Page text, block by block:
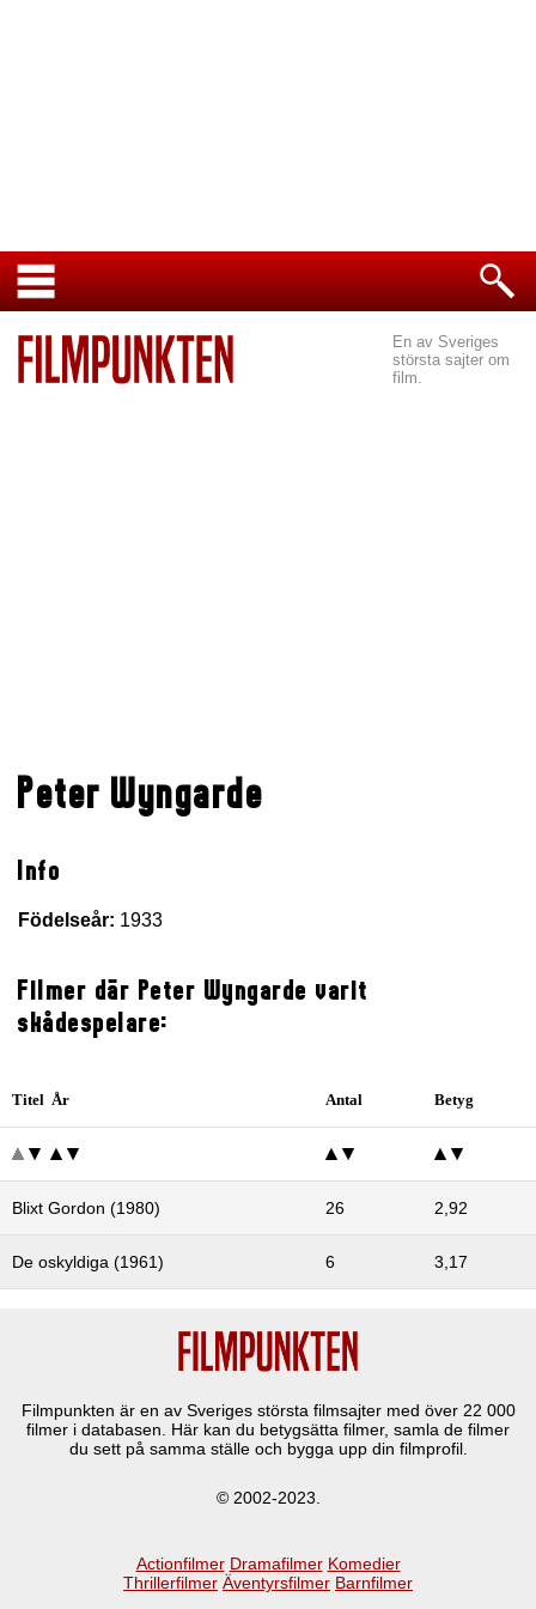
En av Sveriges
största sajter om
film.
Peter Wyngarde
Info
Födelseår: 1933
Filmer där Peter Wyngarde varit
skådespelare:
Titel År Antal Betyg
Blixt Gordon (1980) 26 2,92
De oskyldiga (1961) 6 3,17
Filmpunkten är en av Sveriges största filmsajter med över 22 000
filmer i databasen. Här kan du betygsätta filmer, samla de filmer
du sett på samma ställe och bygga upp din filmprofil.
© 2002-2023.
Actionfilmer Dramafilmer Komedier
Thrillerfilmer Äventyrsfilmer Barnfilmer